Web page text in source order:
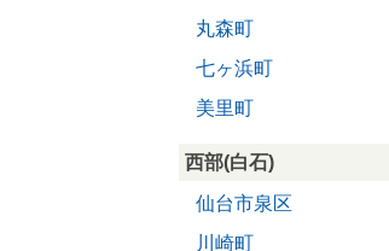
丸森町
七ヶ浜町
美里町
西部(白石)
仙台市泉区
川崎町